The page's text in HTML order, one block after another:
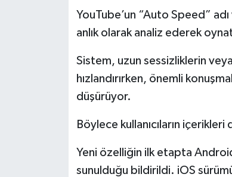
YouTube’un “Auto Speed”
anlık olarak analiz ederek
Sistem, uzun sessizliklerin
hızlandırırken, önemli
düşürüyor.
Böylece kullanıcıların
Yeni özelliğin ilk etapta
sunulduğu bildirildi. iOS
Rüya Tabirleri